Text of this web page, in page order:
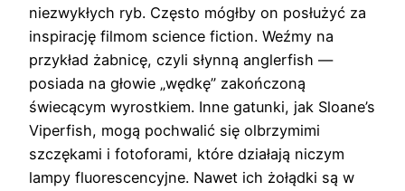
niezwykłych ryb. Często mógłby on posłużyć za
inspirację filmom science fiction. Weźmy na
przykład żabnicę, czyli słynną anglerfish —
posiada na głowie „wędkę” zakończoną
świecącym wyrostkiem. Inne gatunki, jak Sloane’s
Viperfish, mogą pochwalić się olbrzymimi
szczękami i fotoforami, które działają niczym
lampy fluorescencyjne. Nawet ich żołądki są w